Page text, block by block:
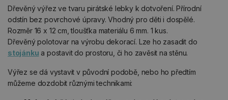
Dřevěný výřez ve tvaru pirátské lebky k dotvoření. Přírodní
odstín bez povrchové úpravy. Vhodný pro děti i dospělé.
Rozměr 16 x 12 cm, tloušťka materiálu 6 mm. 1 kus.
Dřevěný polotovar na výrobu dekorací. Lze ho zasadit do
stojánku a postavit do prostoru, či ho zavěsit na stěnu.
Výřez se dá vystavit v původní podobě, nebo ho předtím
můžeme dozdobit různými technikami: